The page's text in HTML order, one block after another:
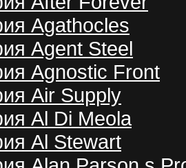
Agathocles
Agent Steel
Agnostic Front
Air Supply
Al Di Meola
Al Stewart